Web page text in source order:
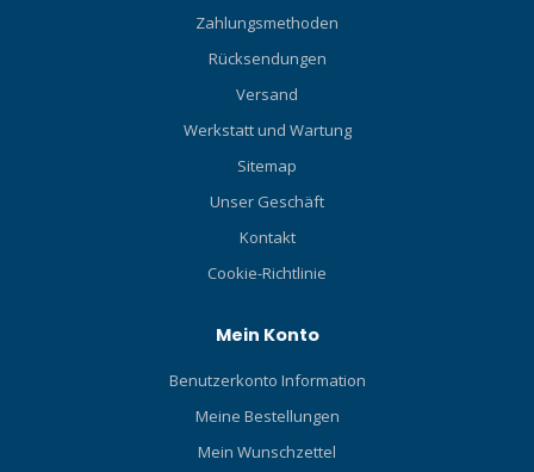
Zahlungsmethoden
Rücksendungen
Versand
Werkstatt und Wartung
Sitemap
Unser Geschäft
Kontakt
Cookie-Richtlinie
Mein Konto
Benutzerkonto Information
Meine Bestellungen
Mein Wunschzettel